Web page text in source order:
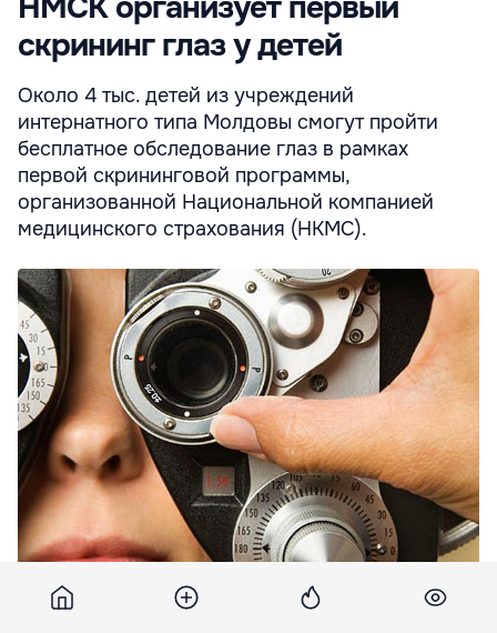
скрининг глаз у детей
Около 4 тыс. детей из учреждений
интернатного типа Молдовы смогут пройти
бесплатное обследование глаз в рамках
первой скрининговой программы,
организованной Национальной компанией
медицинского страхования (НКМС).
НМСК выделила на скрининговую программу для детей 748
тыс. леев.